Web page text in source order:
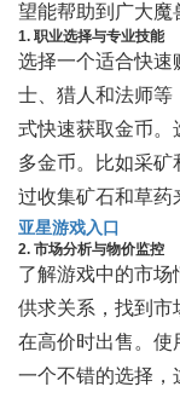
望能帮助到广大魔
1. 职业选择与专业技能
选择一个适合快速
士、猎人和法师等
式快速获取金币。
多金币。比如采矿
过收集矿石和草药
亚星游戏入口
2. 市场分析与物价监控
了解游戏中的市场
供求关系，找到市
在高价时出售。使
一个不错的选择，